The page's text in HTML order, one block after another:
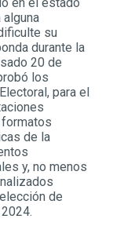
su
durante la
20 de
los
para el
de la
y, no menos
de